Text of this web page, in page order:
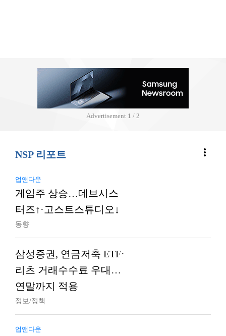
Advertisement 2 / 2
NSP 리포트 more_vert
업앤다운
게임주 상승…데브시스
터즈↑·고스트스튜디오↓
동향
삼성증권, 연금저축 ETF·
리츠 거래수수료 우대…
연말까지 적용
정보/정책
업앤다운